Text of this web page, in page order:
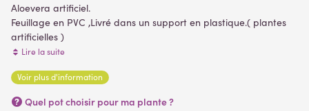
Aloevera artificiel.
Feuillage en PVC ,Livré dans un support en plastique.( plantes
artificielles )
Lire la suite
Voir plus d'information
Quel pot choisir pour ma plante ?